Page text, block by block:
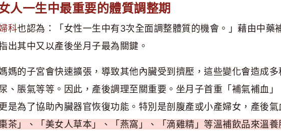
人一生中最重要的體質調整期
科也認為：「女性一生中有3次全面調整體質的機會。」藉由中藥
出其中又以產後坐月子最為關鍵。
媽的子宮會快速擴張，導致其他內臟受到擠壓，這些變化會造成多
、脹氣等等。因此，產後調理至關重要。坐月子首重「補氣補血」
是為了協助內臟器官恢復功能。特別是剖腹產或小產婦女，產後氣
茶」、「美女人草本」、「燕窩」、「滴雞精」等溫補飲品來溫養